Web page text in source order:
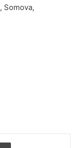
Somova,